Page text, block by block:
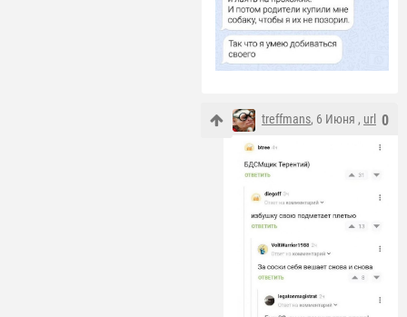
0
treffmans, 6 Июня , url